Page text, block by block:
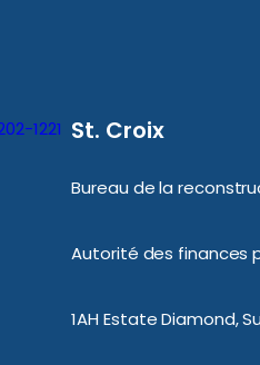
1221 St. Croix
Bureau de la
Autorité des finances
1AH Estate Diamond,